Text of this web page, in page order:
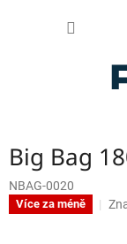
Big Bag
NBAG-0020
Více za méně